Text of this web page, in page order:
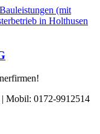
Mobil: 0172-9912514